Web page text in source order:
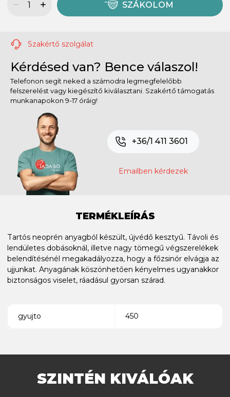
SZÁKOLOM
Szakértő szolgálat
Kérdésed van? Bence válaszol!
Telefonon segít neked a számodra legmegfelelőbb
felszerelést vagy kiegészítő kiválasztani. Szakértő támogatás
munkanapokon 9-17 óráig!
+36/1 411 3601
Emailben kérdezek
TERMÉKLEÍRÁS
Tartós neoprén anyagból készült, újvédő kesztyű. Távoli és
lendületes dobásoknál, illetve nagy tömegű végszerelékek
belendítésénél megakadályozza, hogy a főzsinór elvágja az
ujjunkat. Anyagának köszönhetően kényelmes ugyanakkor
biztonságos viselet, ráadásul gyorsan szárad.
gyujto 450
SZINTÉN KIVÁLÓAK